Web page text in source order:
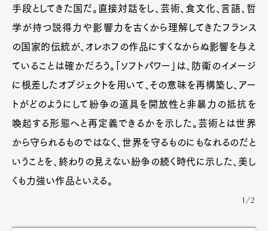
手段としてきた国だ。直接対話をし、芸術、食文化、言語、哲
学が持つ説得力や影響力を古くから理解してきたフランス
の国家的伝統が、オレホフの作品にすくなからぬ影響を与え
ていることは確かだろう。「ソフトパワー」は、防衛のイメージ
に根差したオブジェクトを用いて、その意味を再構築し、アー
トがどのようにして紛争の道具を開放性と非暴力の抵抗を
喚起する形態へと再定義できるかを示した。芸術とは世界
から守られるものではなく、世界を守るものにもなれるのだと
いうことを、終わりの見えない紛争の続く時代に示した、美し
くも力強い作品といえる。
1/2